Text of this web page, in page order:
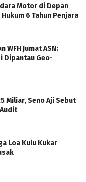
Motor di Depan
6 Tahun Penjara
WFH Jumat ASN:
Dipantau Geo-
Miliar, Seno Aji Sebut
Loa Kulu Kukar